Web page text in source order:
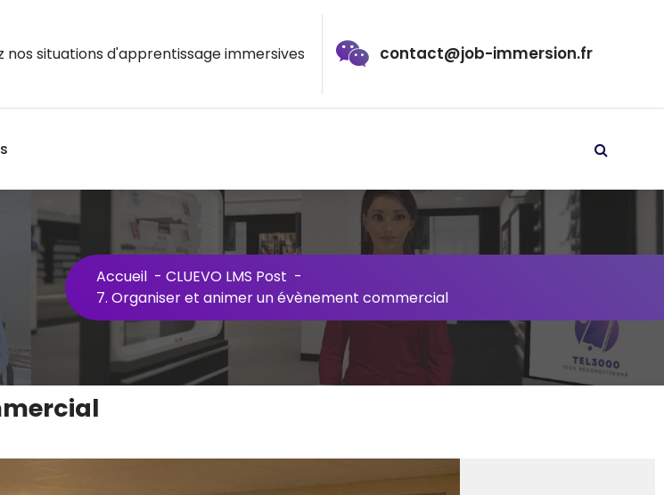
nos situations d'apprentissage immersives contact@job-immersion.fr
Accueil - CLUEVO LMS Post -
7. Organiser et animer un évènement commercial